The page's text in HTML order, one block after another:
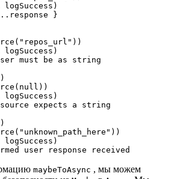
}
must be as string
expects a string
user response received
maybeToAsync , мы можем